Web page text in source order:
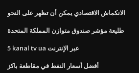
الانكماش الاقتصادي يمكن أن تظهر على النحو
طليعة مؤشر صندوق متوازن المملكة المتحدة
5 kanal tv ua عبر الإنترنت
أفضل أسعار النفط في مقاطعة باكز